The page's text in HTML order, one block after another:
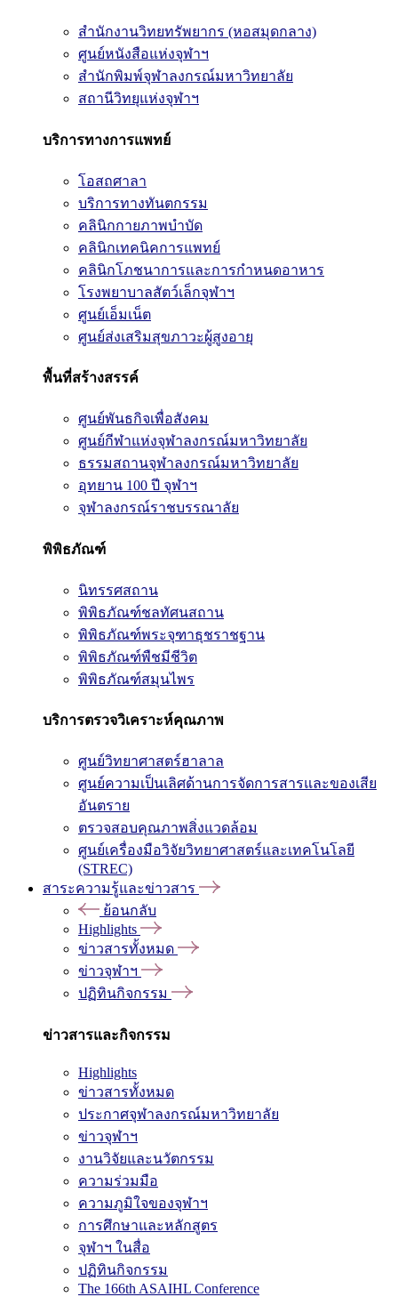
สำนักงานวิทยทรัพยากร (หอสมุดกลาง)
ศูนย์หนังสือแห่งจุฬาฯ
สำนักพิมพ์จุฬาลงกรณ์มหาวิทยาลัย
สถานีวิทยุแห่งจุฬาฯ
บริการทางการแพทย์
โอสถศาลา
บริการทางทันตกรรม
คลินิกกายภาพบำบัด
คลินิกเทคนิคการแพทย์
คลินิกโภชนาการและการกำหนดอาหาร
โรงพยาบาลสัตว์เล็กจุฬาฯ
ศูนย์เอ็มเน็ต
ศูนย์ส่งเสริมสุขภาวะผู้สูงอายุ
พื้นที่สร้างสรรค์
ศูนย์พันธกิจเพื่อสังคม
ศูนย์กีฬาแห่งจุฬาลงกรณ์มหาวิทยาลัย
ธรรมสถานจุฬาลงกรณ์มหาวิทยาลัย
อุทยาน 100 ปี จุฬาฯ
จุฬาลงกรณ์ราชบรรณาลัย
พิพิธภัณฑ์
นิทรรศสถาน
พิพิธภัณฑ์ชลทัศนสถาน
พิพิธภัณฑ์พระจุฑาธุชราชฐาน
พิพิธภัณฑ์พืชมีชีวิต
พิพิธภัณฑ์สมุนไพร
บริการตรวจวิเคราะห์คุณภาพ
ศูนย์วิทยาศาสตร์ฮาลาล
ศูนย์ความเป็นเลิศด้านการจัดการสารและของเสีย
อันตราย
ตรวจสอบคุณภาพสิ่งแวดล้อม
ศูนย์เครื่องมือวิจัยวิทยาศาสตร์และเทคโนโลยี
(STREC)
สาระความรู้และข่าวสาร
ย้อนกลับ
Highlights
ข่าวสารทั้งหมด
ข่าวจุฬาฯ
ปฏิทินกิจกรรม
ข่าวสารและกิจกรรม
Highlights
ข่าวสารทั้งหมด
ประกาศจุฬาลงกรณ์มหาวิทยาลัย
ข่าวจุฬาฯ
งานวิจัยและนวัตกรรม
ความร่วมมือ
ความภูมิใจของจุฬาฯ
การศึกษาและหลักสูตร
จุฬาฯ ในสื่อ
ปฏิทินกิจกรรม
The 166th ASAIHL Conference